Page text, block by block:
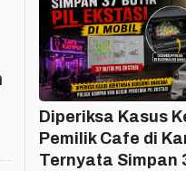
Diperiksa Kasus
Pemilik Cafe di
Ternyata Simpan